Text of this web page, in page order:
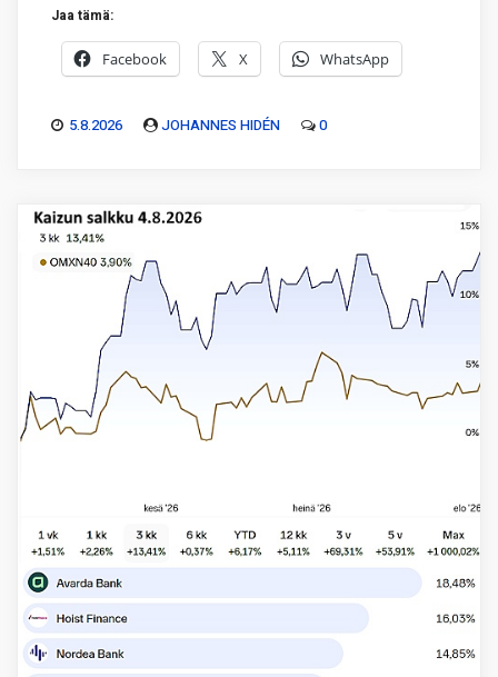
Jaa tämä:
Facebook X WhatsApp
5.8.2026 JOHANNES HIDÉN 0